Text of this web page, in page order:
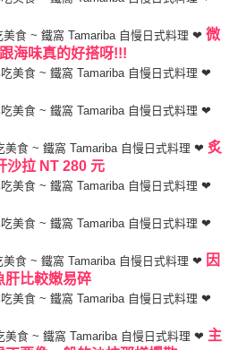
微
海味真的好搭呀!!!
炙
沙拉 NT 280 元
因
肝比較嫩易碎
主